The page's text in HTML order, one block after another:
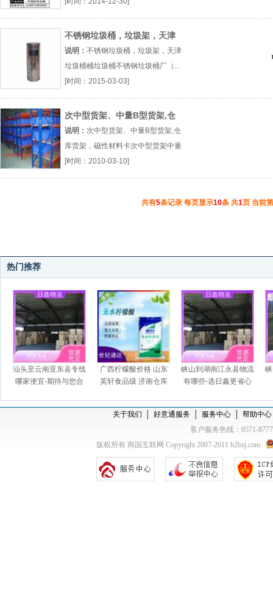
不锈钢垃圾桶，垃圾架，天津
垃圾桶
说明： 不锈钢垃圾桶，垃圾架，天津
垃圾桶桶垃圾桶不锈钢垃圾桶厂（...
『桶』
[时间：2015-03-03]
次中型货架、中量B型货架,仓
库货架，磁性材料卡
说明： 次中型货架、中量B型货架,仓
库货架，磁性材料卡次中型货架中量
B型货架仓库货架厂（...『次中型货
架』
[时间：2010-03-10]
共有5条记录 每页显示10条 共1页 当前第
热门推荐
汕头至云南亚东县专线
哪家便宜-期待与您合
广西柠檬酸价格 山东
英轩食品级 济南仓库
峡山到湖南江永县物流
有哪些-选日鑫更省心
关于我们 好意通服务 服务中心
帮助中心
客户服务热线：0571-
版权所有 商国互联网 Copyright 2007-2011 b2bzj.com